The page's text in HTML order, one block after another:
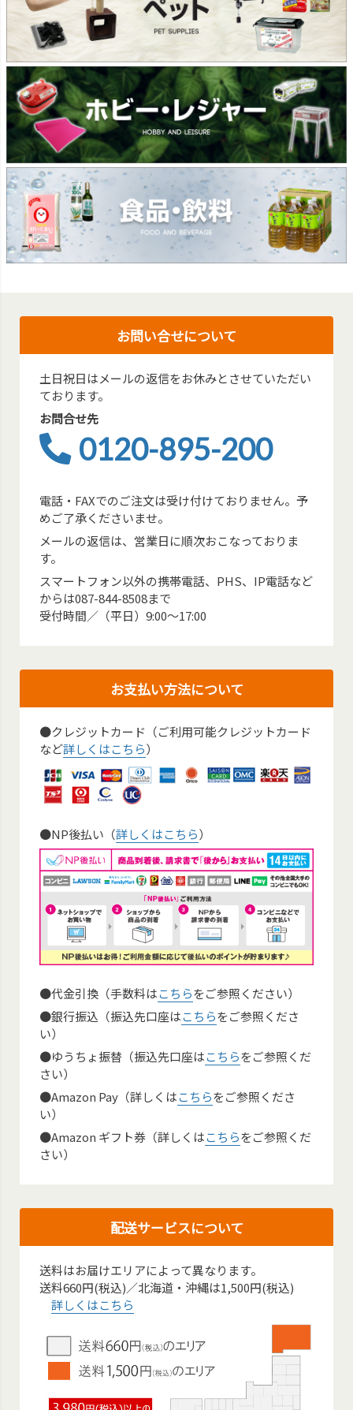
お問い合せについて
土日祝日はメールの返信をお休みとさせていただい
ております。
お問合せ先
0120-895-200
電話・FAXでのご注文は受け付けておりません。予
めご了承くださいませ。
メールの返信は、営業日に順次おこなっておりま
す。
スマートフォン以外の携帯電話、PHS、IP電話など
からは087-844-8508まで
受付時間／（平日）9:00～17:00
お支払い方法について
●クレジットカード（ご利用可能クレジットカード
など詳しくはこちら）
●NP後払い（詳しくはこちら）
●代金引換（手数料はこちらをご参照ください）
●銀行振込（振込先口座はこちらをご参照くださ
い）
●ゆうちょ振替（振込先口座はこちらをご参照くだ
さい）
●Amazon Pay（詳しくはこちらをご参照くださ
い）
●Amazon ギフト券（詳しくはこちらをご参照くだ
さい）
配送サービスについて
送料はお届けエリアによって異なります。
送料660円(税込)／北海道・沖縄は1,500円(税込)
詳しくはこちら